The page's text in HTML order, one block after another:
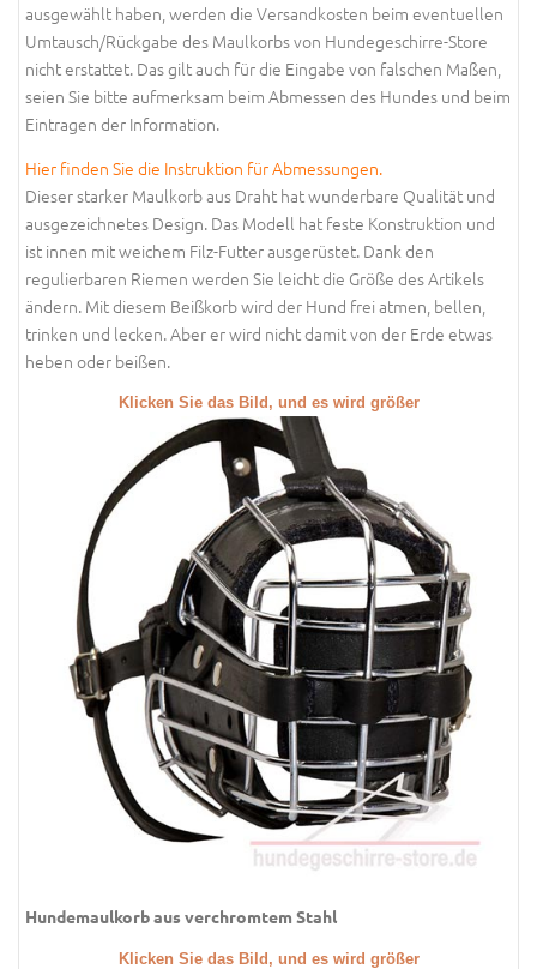
ausgewählt haben, werden die Versandkosten beim eventuellen
Umtausch/Rückgabe des Maulkorbs von Hundegeschirre-Store
nicht erstattet. Das gilt auch für die Eingabe von falschen Maßen,
seien Sie bitte aufmerksam beim Abmessen des Hundes und beim
Eintragen der Information.
Hier finden Sie die Instruktion für Abmessungen.
Dieser starker Maulkorb aus Draht hat wunderbare Qualität und
ausgezeichnetes Design. Das Modell hat feste Konstruktion und
ist innen mit weichem Filz-Futter ausgerüstet. Dank den
regulierbaren Riemen werden Sie leicht die Größe des Artikels
ändern. Mit diesem Beißkorb wird der Hund frei atmen, bellen,
trinken und lecken. Aber er wird nicht damit von der Erde etwas
heben oder beißen.
Klicken Sie das Bild, und es wird größer
Hundemaulkorb aus verchromtem Stahl
Klicken Sie das Bild, und es wird größer